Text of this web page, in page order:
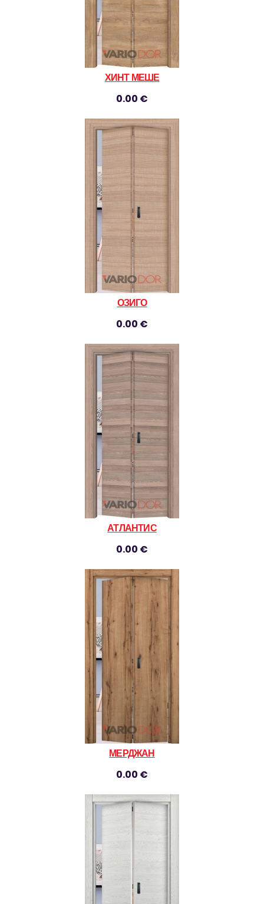
ХИНТ МЕШЕ
0.00 €
ОЗИГО
0.00 €
АТЛАНТИС
0.00 €
МЕРДЖАН
0.00 €